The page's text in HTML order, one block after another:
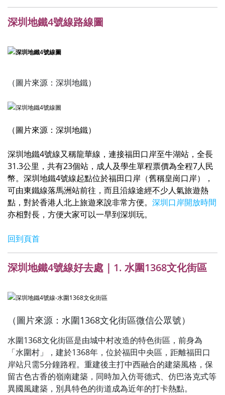
深圳地鐵4號線路線圖
（圖片來源：深圳地鐵）
（圖片來源： 深圳地鐵）
深圳地鐵4號線又稱龍華線，連接福田口岸至牛湖站，全長
31.3公里，共有23個站，成人及學生單程票價為全程7人民
幣。深圳地鐵4號線起點位於福田口岸（舊稱皇崗口岸），
可由東鐵線落馬洲站前往，而且沿線途經不少人氣旅遊熱
點，對於香港人北上旅遊來說非常方便。 深圳口岸開放時間
亦相對長，方便大家可以一早到深圳玩。
回到頁首
深圳地鐵4號線好去處｜1. 水圍1368文化街區
（圖片來源：水圍1368文化街區微信公眾號）
水圍1368文化街區是由城中村改造的特色街區，前身為
「水圍村」，建於1368年，位於福田中央區，距離福田口
岸站只需5分鐘路程。重建後主打中西融合的建築風格，保
留古色古香的嶺南建築，同時加入仿哥德式、仿巴洛克式等
異國風建築，別具特色的街道成為近年的打卡熱點。